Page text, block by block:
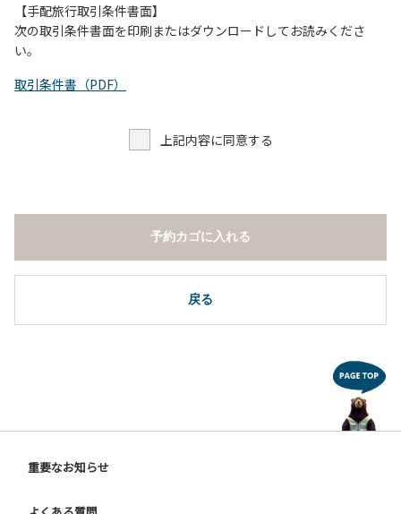
流で雨が降り急に増水することがあるので、水の濁りに注意
し、濁り始めたときには直ちに川原での遊びを中止する。
（４）キャンプ場の管理者や地元住民から川についての注意
【手配旅行取引条件書面】
次の取引条件書面を印刷またはダウンロードしてお読みくださ
い。
取引条件書（PDF）
上記内容に同意する
戻る
予約カゴに入れる
重要なお知らせ